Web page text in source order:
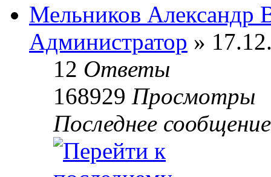
Мельников Александр
Администратор »
12 Ответы
168929 Просмотры
Последнее